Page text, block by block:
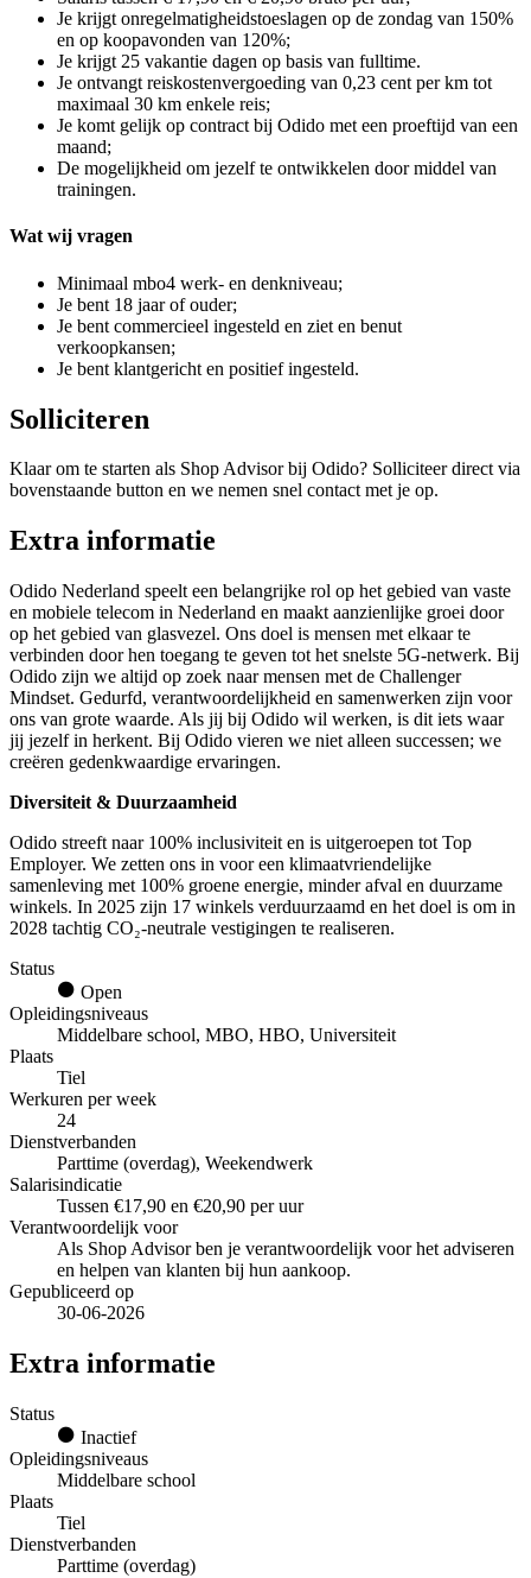
Je krijgt onregelmatigheidstoeslagen op de zondag van 150%
en op koopavonden van 120%;
Je krijgt 25 vakantie dagen op basis van fulltime.
Je ontvangt reiskostenvergoeding van 0,23 cent per km tot
maximaal 30 km enkele reis;
Je komt gelijk op contract bij Odido met een proeftijd van een
maand;
De mogelijkheid om jezelf te ontwikkelen door middel van
trainingen.
Wat wij vragen
Minimaal mbo4 werk- en denkniveau;
Je bent 18 jaar of ouder;
Je bent commercieel ingesteld en ziet en benut
verkoopkansen;
Je bent klantgericht en positief ingesteld.
Solliciteren
Klaar om te starten als Shop Advisor bij Odido? Solliciteer direct via
bovenstaande button en we nemen snel contact met je op.
Extra informatie
Odido Nederland speelt een belangrijke rol op het gebied van vaste
en mobiele telecom in Nederland en maakt aanzienlijke groei door
op het gebied van glasvezel. Ons doel is mensen met elkaar te
verbinden door hen toegang te geven tot het snelste 5G-netwerk. Bij
Odido zijn we altijd op zoek naar mensen met de Challenger
Mindset. Gedurfd, verantwoordelijkheid en samenwerken zijn voor
ons van grote waarde. Als jij bij Odido wil werken, is dit iets waar
jij jezelf in herkent. Bij Odido vieren we niet alleen successen; we
creëren gedenkwaardige ervaringen.
Diversiteit & Duurzaamheid
Odido streeft naar 100% inclusiviteit en is uitgeroepen tot Top
Employer. We zetten ons in voor een klimaatvriendelijke
samenleving met 100% groene energie, minder afval en duurzame
winkels. In 2025 zijn 17 winkels verduurzaamd en het doel is om in
2028 tachtig CO₂-neutrale vestigingen te realiseren.
Status
Open
Opleidingsniveaus
Middelbare school, MBO, HBO, Universiteit
Plaats
Tiel
Werkuren per week
24
Dienstverbanden
Parttime (overdag), Weekendwerk
Salarisindicatie
Tussen €17,90 en €20,90 per uur
Verantwoordelijk voor
Als Shop Advisor ben je verantwoordelijk voor het adviseren
en helpen van klanten bij hun aankoop.
Gepubliceerd op
30-06-2026
Extra informatie
Status
Inactief
Opleidingsniveaus
Middelbare school
Plaats
Tiel
Dienstverbanden
Parttime (overdag)